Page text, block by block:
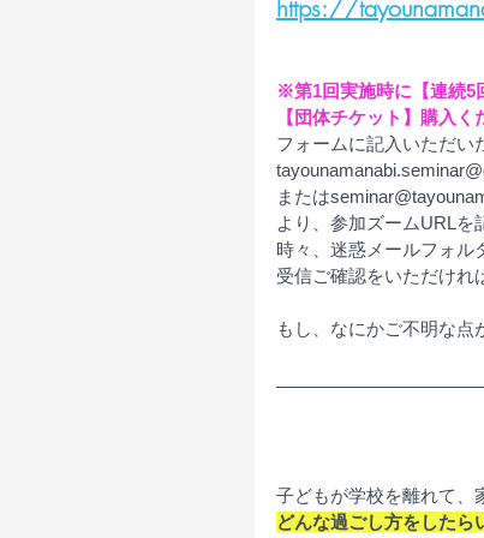
https://
※第1回実施時に【連続5
【団体チケット】購入
フォームに記入いただい
または
より、参加ズームURLを
時々、迷惑メールフォル
受信ご確認をいただけれ
もし、なにかご不明な
子どもが学校を離れて、
どんな過ごし方をしたら